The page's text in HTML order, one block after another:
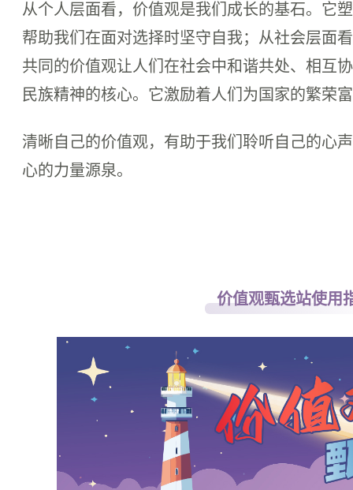
从个人层面看， 价值观是我们成长的基石。它
帮助我们在面对选择时坚守自我；从社会层面
共同的价值观让人们在社会中和谐共处、相互
民族精神的核心。它激励着人们为国家的繁荣
清晰自己的价值观，有助于我们聆听自己的心
心的力量源泉。
价值观甄选站使用